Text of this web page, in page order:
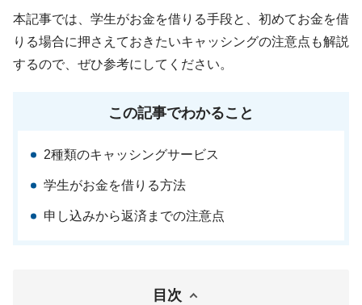
本記事では、学生がお金を借りる手段と、初めてお金を借
りる場合に押さえておきたいキャッシングの注意点も解説
するので、ぜひ参考にしてください。
この記事でわかること
2種類のキャッシングサービス
学生がお金を借りる方法
申し込みから返済までの注意点
目次